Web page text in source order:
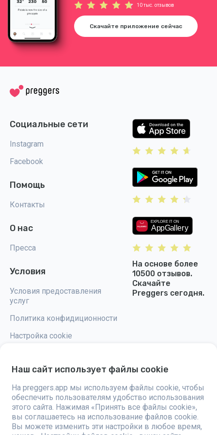
10 тыс. отзывов
Скачайте приложение сейчас
Социальные сети
Instagram
Facebook
Помощь
Контакты
О нас
Пресса
Условия
Условия предоставления
услуг
Политика конфидиционности
Настройка cookie
На основе более
10500 отзывов.
Скачайте
Preggers сегодня.
Preggers — это приложение, разработанное шведской компанией
Stroller AB в 2017 году, направленное на упрощение родительства для
будущих и новоиспеченных родителей по всему миру. Благодаря
разнообразной команде и сотрудничеству с экспертами, были
разработаны удобные в использовании приложения, которыми
пользуются более двух миллионов человек. Preggers предлагает
уникальный 3D-опыт, предоставляя персонализированные
Наш сайт использует файлы cookie
На preggers.app мы используем файлы cookie, чтобы
обеспечить пользователям удобство использования
этого сайта. Нажимая «Принять все файлы cookie»,
вы соглашаетесь на использование файлов cookie.
Вы можете изменить эти настройки в любое время,